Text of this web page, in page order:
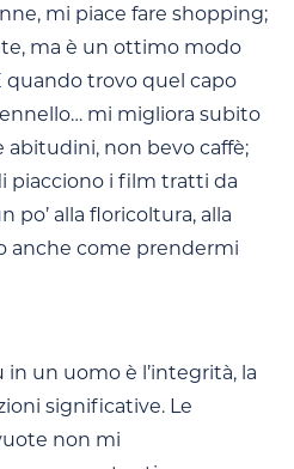
mi piace fare shopping;
ma è un ottimo modo
quando trovo quel capo
mi migliora subito
abitudini, non bevo caffè;
piacciono i film tratti da
po’ alla floricoltura, alla
anche come prendermi
un uomo è l’integrità, la
significative. Le
non mi